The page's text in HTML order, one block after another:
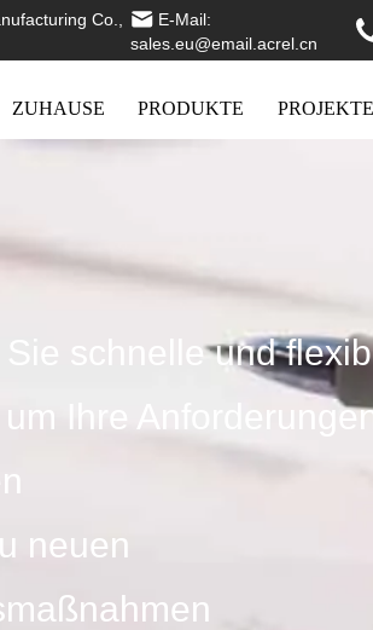
Co.,
E-Mail:
sales.eu@email.acrel.cn
ZUHAUSE PRODUKTE PROJEKTE
Sie schnelle und
Ihre
neuen